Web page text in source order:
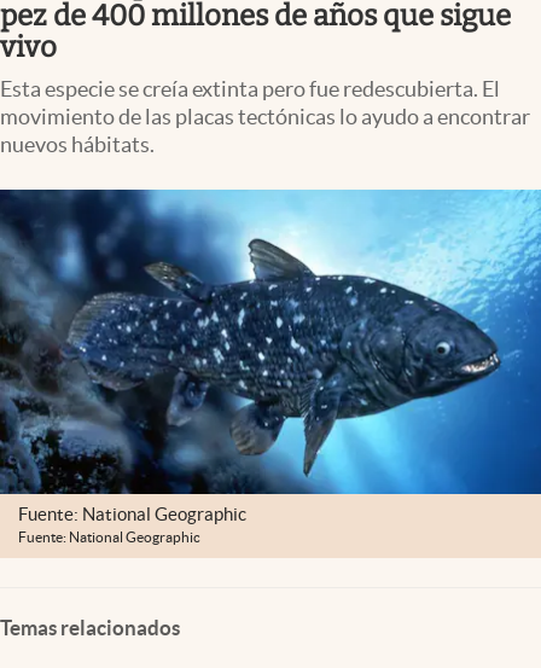
Espiritual
Streaming
PC y mobile
Lifestyle
pez de 400 millones de años que sigue
vivo
Esta especie se creía extinta pero fue redescubierta. El
movimiento de las placas tectónicas lo ayudo a encontrar
nuevos hábitats.
Fuente: National Geographic
Fuente: National Geographic
Temas relacionados